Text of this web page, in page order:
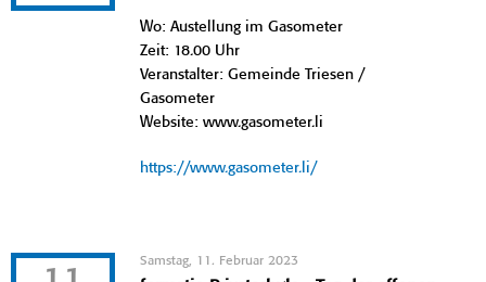
Wo: Austellung im Gasometer
Zeit: 18.00 Uhr
Veranstalter: Gemeinde Triesen /
Gasometer
Website: www.gasometer.li
https://www.gasometer.li/
Samstag, 11. Februar 2023